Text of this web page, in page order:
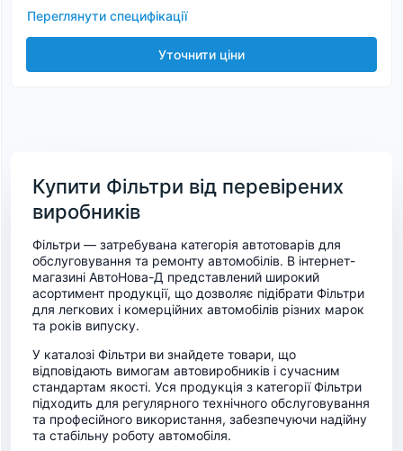
Переглянути специфікації
Уточнити ціни
Купити Фільтри від перевірених
виробників
Фільтри — затребувана категорія автотоварів для
обслуговування та ремонту автомобілів. В інтернет-
магазині АвтоНова-Д представлений широкий
асортимент продукції, що дозволяє підібрати Фільтри
для легкових і комерційних автомобілів різних марок
та років випуску.
У каталозі Фільтри ви знайдете товари, що
відповідають вимогам автовиробників і сучасним
стандартам якості. Уся продукція з категорії Фільтри
підходить для регулярного технічного обслуговування
та професійного використання, забезпечуючи надійну
та стабільну роботу автомобіля.